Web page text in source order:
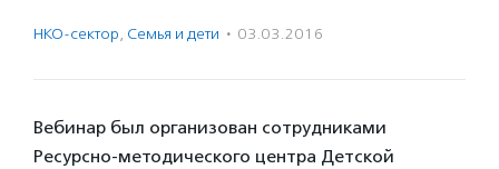
НКО-сектор, Семья и дети · 03.03.2016
Вебинар был организован сотрудниками
Ресурсно-методического центра Детской